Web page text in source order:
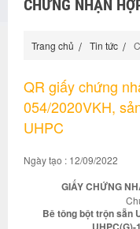
CHỨNG NHẬN
Trang chủ Tin tức
QR giấy chứng
054/2020VKH,
UHPC
Ngày tạo : 12/09/2022
GIẤY CHỨNG
Bê tông bột trộn sẵn